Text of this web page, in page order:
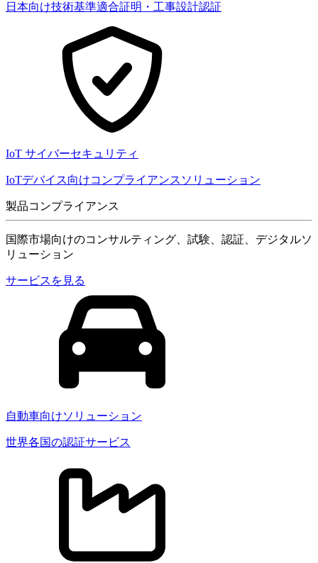
日本向け技術基準適合証明・工事設計認証
IoT サイバーセキュリティ
IoTデバイス向けコンプライアンスソリューション
製品コンプライアンス
国際市場向けのコンサルティング、試験、認証、デジタルソ
リューション
サービスを見る
自動車向けソリューション
世界各国の認証サービス